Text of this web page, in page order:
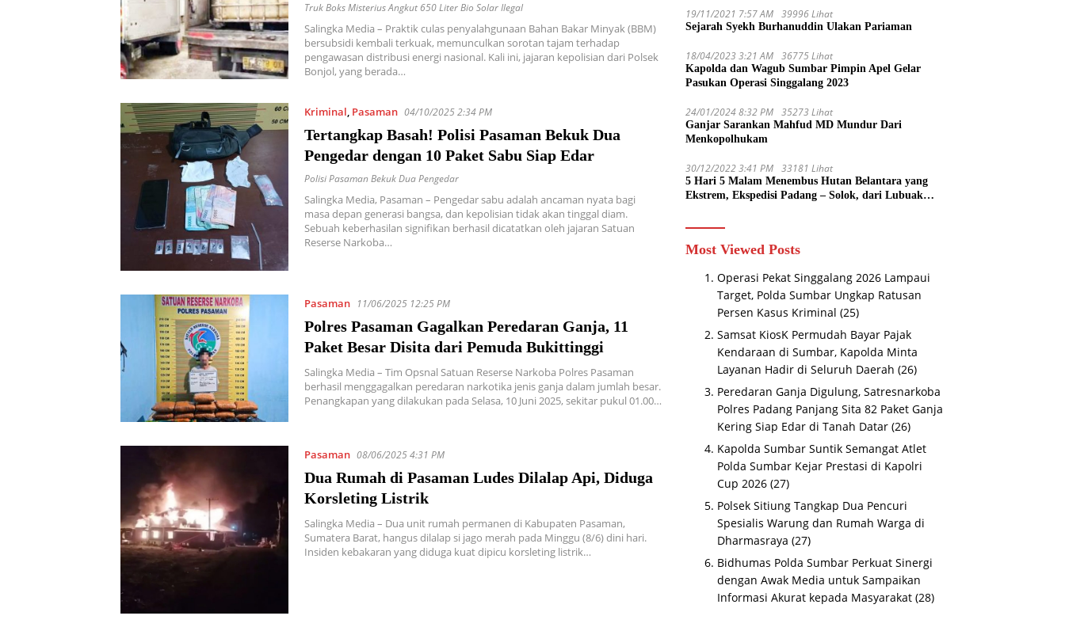
Truk Boks Misterius Angkut 650 Liter Bio Solar Ilegal
Salingka Media – Praktik culas penyalahgunaan Bahan Bakar Minyak (BBM)
bersubsidi kembali terkuak, memunculkan sorotan tajam terhadap
pengawasan distribusi energi nasional. Kali ini, jajaran kepolisian dari Polsek
Bonjol, yang berada…
Kriminal, Pasaman 04/10/2025 2:34 PM
Tertangkap Basah! Polisi Pasaman Bekuk Dua
Pengedar dengan 10 Paket Sabu Siap Edar
Polisi Pasaman Bekuk Dua Pengedar
Salingka Media, Pasaman – Pengedar sabu adalah ancaman nyata bagi
masa depan generasi bangsa, dan kepolisian tidak akan tinggal diam.
Sebuah keberhasilan signifikan berhasil dicatatkan oleh jajaran Satuan
Reserse Narkoba…
Pasaman 11/06/2025 12:25 PM
Polres Pasaman Gagalkan Peredaran Ganja, 11
Paket Besar Disita dari Pemuda Bukittinggi
Salingka Media – Tim Opsnal Satuan Reserse Narkoba Polres Pasaman
berhasil menggagalkan peredaran narkotika jenis ganja dalam jumlah besar.
Penangkapan yang dilakukan pada Selasa, 10 Juni 2025, sekitar pukul 01.00…
Pasaman 08/06/2025 4:31 PM
Dua Rumah di Pasaman Ludes Dilalap Api, Diduga
Korsleting Listrik
Salingka Media – Dua unit rumah permanen di Kabupaten Pasaman,
Sumatera Barat, hangus dilalap si jago merah pada Minggu (8/6) dini hari.
Insiden kebakaran yang diduga kuat dipicu korsleting listrik…
19/11/2021 7:57 AM 39996 Lihat
Sejarah Syekh Burhanuddin Ulakan Pariaman
18/04/2023 3:21 AM 36775 Lihat
Kapolda dan Wagub Sumbar Pimpin Apel Gelar
Pasukan Operasi Singgalang 2023
24/01/2024 8:32 PM 35273 Lihat
Ganjar Sarankan Mahfud MD Mundur Dari
Menkopolhukam
30/12/2022 3:41 PM 33181 Lihat
5 Hari 5 Malam Menembus Hutan Belantara yang
Ekstrem, Ekspedisi Padang – Solok, dari Lubuak
Most Viewed Posts
Operasi Pekat Singgalang 2026 Lampaui
Target, Polda Sumbar Ungkap Ratusan
Persen Kasus Kriminal (25)
Samsat KiosK Permudah Bayar Pajak
Kendaraan di Sumbar, Kapolda Minta
Layanan Hadir di Seluruh Daerah (26)
Peredaran Ganja Digulung, Satresnarkoba
Polres Padang Panjang Sita 82 Paket Ganja
Kering Siap Edar di Tanah Datar (26)
Kapolda Sumbar Suntik Semangat Atlet
Polda Sumbar Kejar Prestasi di Kapolri
Cup 2026 (27)
Polsek Sitiung Tangkap Dua Pencuri
Spesialis Warung dan Rumah Warga di
Dharmasraya (27)
Bidhumas Polda Sumbar Perkuat Sinergi
dengan Awak Media untuk Sampaikan
Informasi Akurat kepada Masyarakat (28)